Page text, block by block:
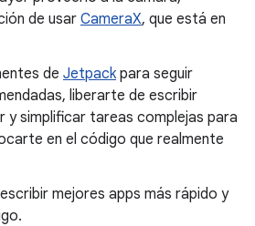
de usar CameraX, que está en
de Jetpackpara seguir
liberarte de escribir
y simplificar tareas complejas para
en el código que realmente
mejores apps más rápido y